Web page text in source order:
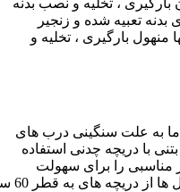
، تخلیه و نصب بدنه
تعبیه شده و زنجیر
بارگیری ، تخلیه و
به علت سنگینی درب های
با دریچه چدنی استفاده
مناسبی را برای سهولت
سانتی متر استفاده می شود.